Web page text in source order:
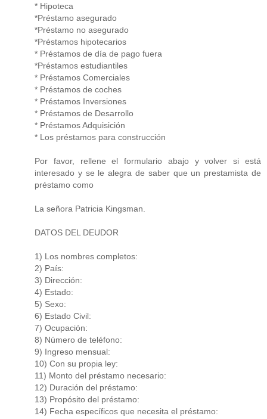
* Hipoteca
*Préstamo asegurado
*Préstamo no asegurado
*Préstamos hipotecarios
* Préstamos de día de pago fuera
*Préstamos estudiantiles
* Préstamos Comerciales
* Préstamos de coches
* Préstamos Inversiones
* Préstamos de Desarrollo
* Préstamos Adquisición
* Los préstamos para construcción
Por favor, rellene el formulario abajo y volver si está
interesado y se le alegra de saber que un prestamista de
préstamo como
La señora Patricia Kingsman.
DATOS DEL DEUDOR
1) Los nombres completos:
2) País:
3) Dirección:
4) Estado:
5) Sexo:
6) Estado Civil:
7) Ocupación:
8) Número de teléfono:
9) Ingreso mensual:
10) Con su propia ley:
11) Monto del préstamo necesario:
12) Duración del préstamo:
13) Propósito del préstamo:
14) Fecha específicos que necesita el préstamo: